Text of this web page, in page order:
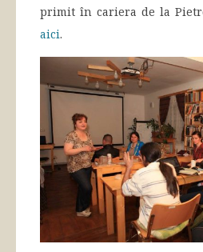
primit în cariera de la
aici.